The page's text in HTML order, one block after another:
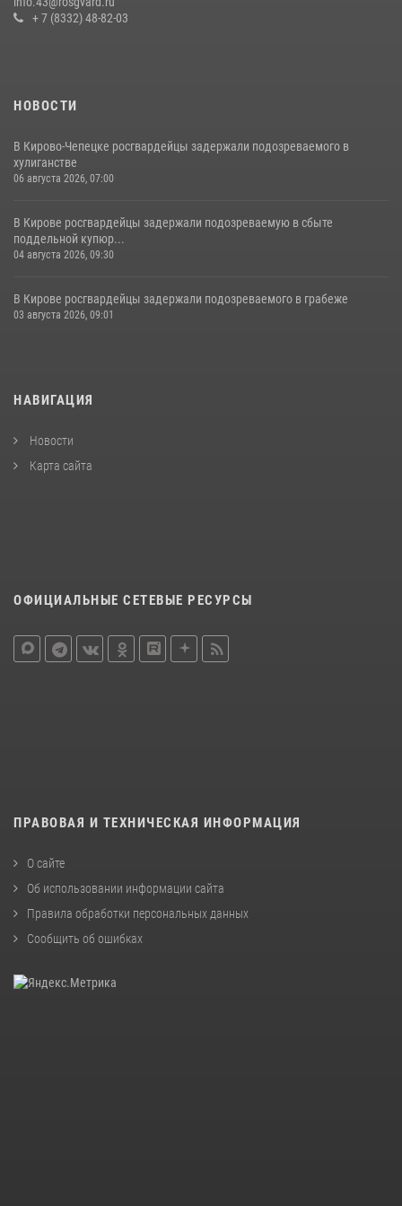
19 июля 2026, 07:00
+ 7 (8332) 48-82-03
НОВОСТИ
В Кирово-Чепецке росгвардейцы задержали подозреваемого в
хулиганстве
06 августа 2026, 07:00
В Кирове росгвардейцы задержали подозреваемую в сбыте
поддельной купюр...
04 августа 2026, 09:30
В Кирове росгвардейцы задержали подозреваемого в грабеже
03 августа 2026, 09:01
НАВИГАЦИЯ
Новости
Карта сайта
ОФИЦИАЛЬНЫЕ СЕТЕВЫЕ РЕСУРСЫ
ПРАВОВАЯ И ТЕХНИЧЕСКАЯ ИНФОРМАЦИЯ
О сайте
Об использовании информации сайта
Правила обработки персональных данных
Сообщить об ошибках